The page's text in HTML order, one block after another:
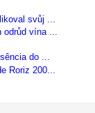
svůj ...
vína ...
do ...
Roriz 200...